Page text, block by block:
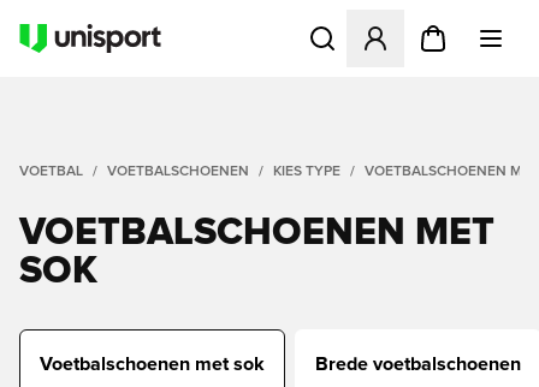
Opent een venster om in
VOETBAL VOETBALSCHOENEN KIES TYPE VOETBALSCHOENEN
VOETBALSCHOENEN MET
SOK
Voetbalschoenen met sok Brede voetbalschoenen